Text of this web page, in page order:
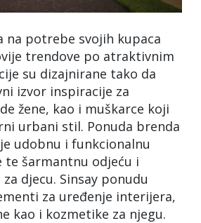
na potrebe svojih kupaca
trendove po atraktivnim
su dizajnirane tako da
izvor inspiracije za
žene, kao i muškarce koji
urbani stil. Ponuda brenda
udobnu i funkcionalnu
te šarmantnu odjeću i
djecu. Sinsay ponudu
za uređenje interijera,
kao i kozmetike za njegu.